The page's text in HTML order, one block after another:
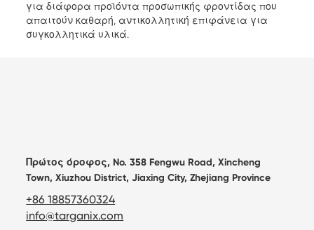
για διάφορα προϊόντα προσωπικής φροντίδας που
απαιτούν καθαρή, αντικολλητική επιφάνεια για
συγκολλητικά υλικά.
Πρώτος όροφος, No. 358 Fengwu Road, Xincheng
Town, Xiuzhou District, Jiaxing City, Zhejiang Province
+86 18857360324
info@targanix.com